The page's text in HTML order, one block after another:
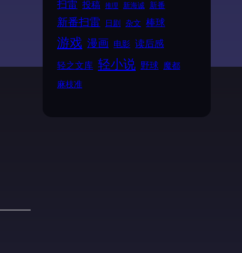
扫雷 投稿 推理 新海诚 新番
新番扫雷 日剧 杂文 棒球
游戏 漫画 电影 读后感
轻之文库 轻小说 野球 魔都
麻枝准